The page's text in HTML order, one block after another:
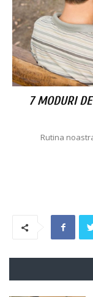
7 MODURI
Rutina